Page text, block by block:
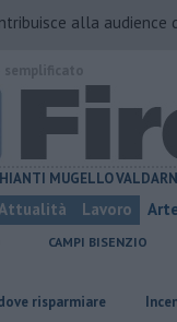
alla audience
MUGELLO
Lavoro
CAMPI BISENZIO
Incendio